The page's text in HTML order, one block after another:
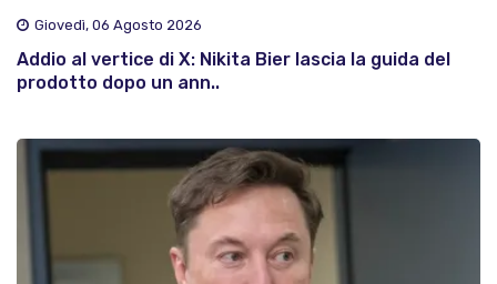
Giovedì, 06 Agosto 2026
Addio al vertice di X: Nikita Bier lascia la guida del
prodotto dopo un ann..